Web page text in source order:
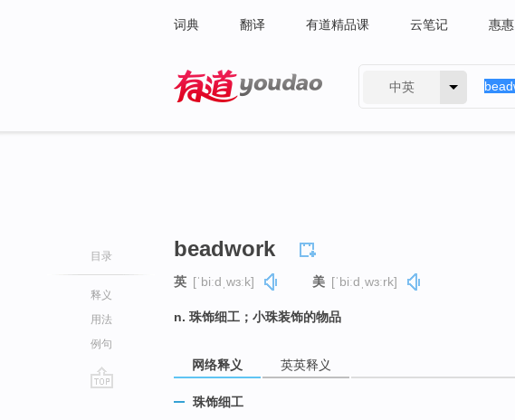
词典 翻译 有道精品课 云笔记 惠惠
中英
目录
释义
用法
例句
beadwork
英 [ˈbiːdˌwɜːk] 美 [ˈbiːdˌwɜːrk]
n. 珠饰细工；小珠装饰的物品
网络释义 英英释义
珠饰细工